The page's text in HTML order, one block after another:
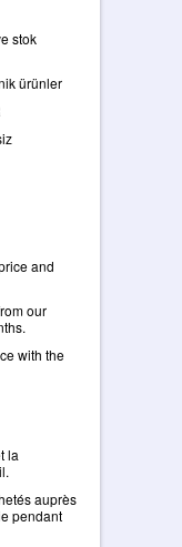
stok
ürünler
and
our
with the
la
auprès
pendant